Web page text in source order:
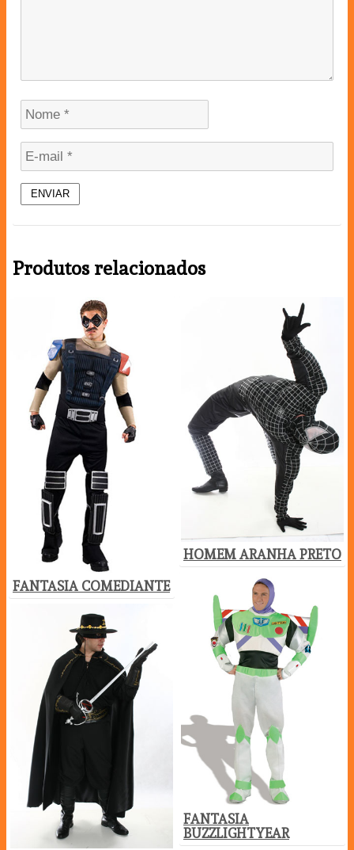
Produtos relacionados
FANTASIA COMEDIANTE
HOMEM ARANHA PRETO
FANTASIA
BUZZLIGHTYEAR